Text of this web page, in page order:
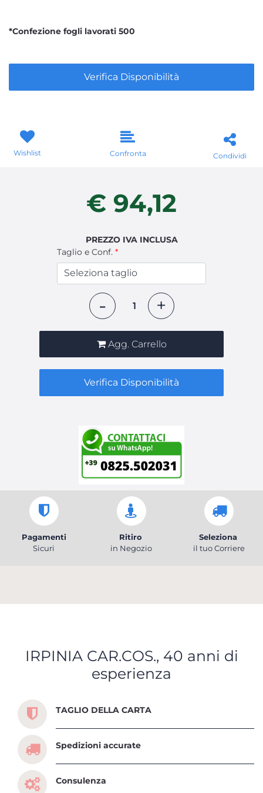
*Confezione fogli lavorati 500
Verifica Disponibilità
Wishlist Confronta Condividi
€ 94,12
PREZZO IVA INCLUSA
Taglio e Conf.*
Agg. Carrello
Verifica Disponibilità
Pagamenti
Sicuri
Ritiro
in Negozio
Seleziona
il tuo Corriere
IRPINIA CAR.COS., 40 anni di
esperienza
Scopri tutti i servizi che ti abbiamo dedicato
TAGLIO DELLA CARTA
Spedizioni accurate
Consulenza